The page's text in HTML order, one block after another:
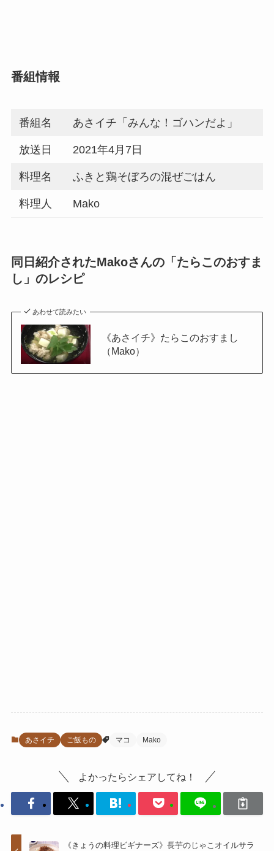
番組情報
番組名 あさイチ「みんな！ゴハンだよ」
放送日 2021年4月7日
料理名 ふきと鶏そぼろの混ぜごはん
料理人 Mako
同日紹介されたMakoさんの「たらこのおすま
し」のレシピ
あわせて読みたい
《あさイチ》たらこのおすまし
（Mako）
あさイチ ご飯もの マコ Mako
よかったらシェアしてね！
《きょうの料理ビギナーズ》長芋のじゃこオイルサラ